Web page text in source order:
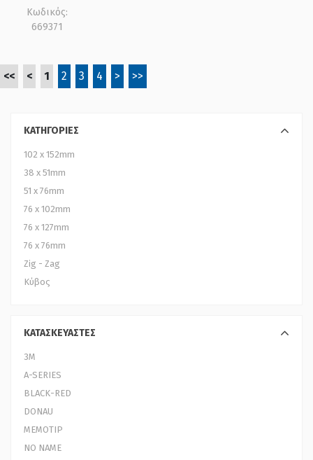
ΚΑΤΗΓΟΡΙΕΣ
102 x 152mm
38 x 51mm
51 x 76mm
76 x 102mm
76 x 127mm
76 x 76mm
Zig - Zag
Κύβος
ΚΑΤΑΣΚΕΥΑΣΤΕΣ
3Μ
A-SERIES
BLACK-RED
DONAU
MEMOTIP
NO NAME
Κωδικός:
669371
<< < 1 2 3 4 > >>